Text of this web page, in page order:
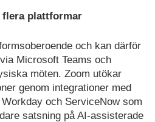
flera plattformar
och kan därför
Microsoft Teams och
möten. Zoom utökar
genom integrationer med
och ServiceNow som
satsning på AI-assisterade